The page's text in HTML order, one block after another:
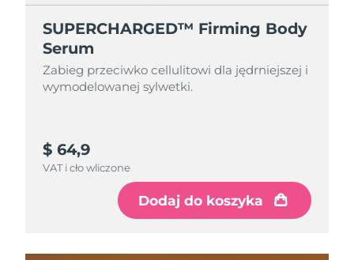
SUPERCHARGED™ Firming Body
Serum
Zabieg przeciwko cellulitowi dla jędrniejszej i
wymodelowanej sylwetki.
$ 64,9
VAT i cło wliczone
Dodaj do koszyka